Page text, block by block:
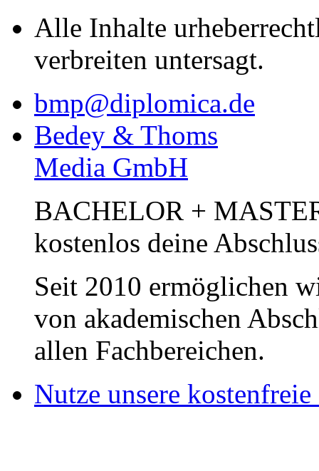
Alle Inhalte
verbreiten untersagt.
bmp@diplomica.de
Bedey & Thoms
Media GmbH
BACHELOR +
kostenlos deine
Seit 2010 ermöglichen
von akademischen
allen Fachbereichen.
Nutze unsere